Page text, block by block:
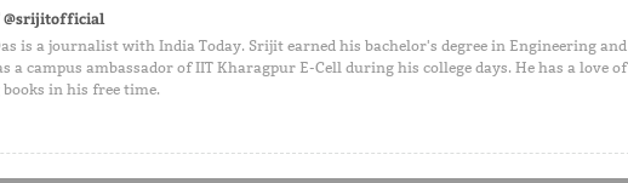
@srijitofficial
is a journalist with India Today. Srijit earned his bachelor's degree in Engineering and
a campus ambassador of IIT Kharagpur E-Cell during his college days. He has a love of
in his free time.